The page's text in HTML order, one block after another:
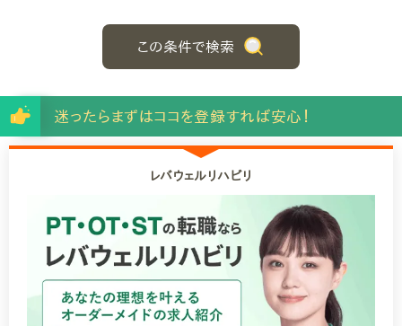
この条件で検索
迷ったらまずはココを登録すれば安心！
レバウェルリハビリ